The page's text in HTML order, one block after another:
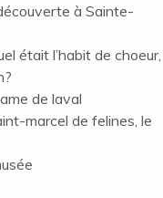
à Sainte-
était l’habit de choeur,
de laval
marcel de felines, le